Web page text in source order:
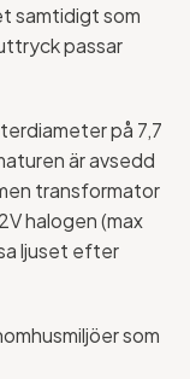
samtidigt som
passar
på 7,7
är avsedd
transformator
halogen (max
ljuset efter
som